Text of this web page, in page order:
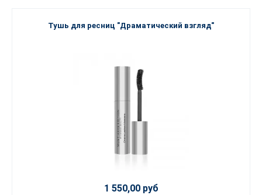
Тушь для ресниц "Драматический взгляд"
1 550,00 руб